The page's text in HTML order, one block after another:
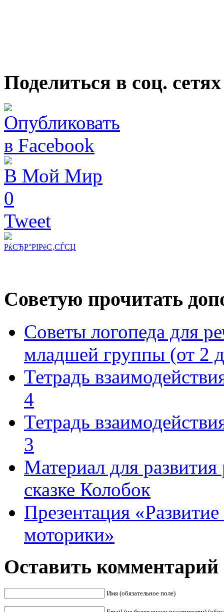
Поделиться в соц. сетях
В Мой Мир
0
Tweet
РќСЂР°РІРёС‚СЃСЏ
Советую прочитать
Советы логопеда для
младшей группы (от 2
Тетрадь
4
Тетрадь
3
Материал для
сказке Колобок
Презентация
моторики»
Оставить комментарий
Имя (обязательное поле)